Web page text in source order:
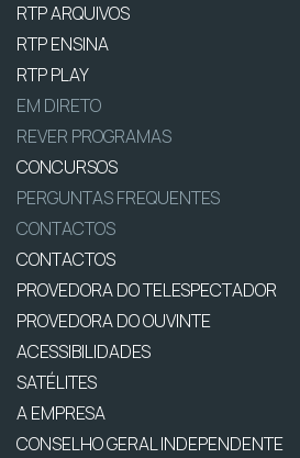
RTP ARQUIVOS
RTP ENSINA
RTP PLAY
EM DIRETO
REVER PROGRAMAS
CONCURSOS
PERGUNTAS FREQUENTES
CONTACTOS
CONTACTOS
PROVEDORA DO TELESPECTADOR
PROVEDORA DO OUVINTE
ACESSIBILIDADES
SATÉLITES
A EMPRESA
CONSELHO GERAL INDEPENDENTE